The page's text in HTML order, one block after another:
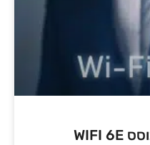
נתב אלחוטי 6 WIFI מבוסס WIFI 6E